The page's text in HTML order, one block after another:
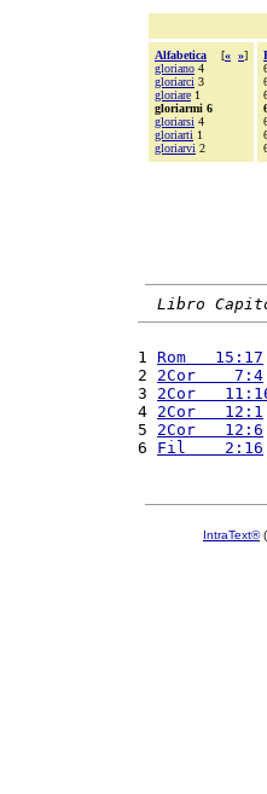
Alfabetica [« »]
gloriano 4
gloriarci 3
gloriare 1
gloriarmi 6
gloriarsi 4
gloriarti 1
gloriarvi 2
Libro
1 Rom   15:17
2 2Cor    7:4
3 2Cor
4 2Cor   12:1
5 2Cor   12:6
6 Fil    2:16
IntraText®